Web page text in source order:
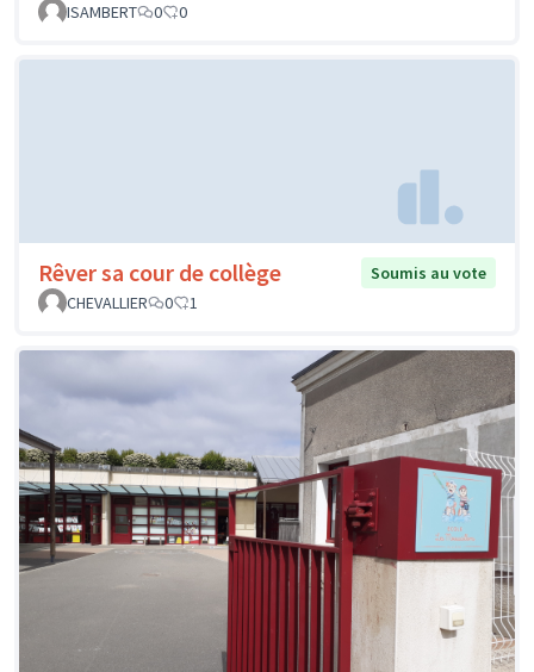
ISAMBERT
0 0
Rêver sa cour de collège
Soumis au vote
CHEVALLIER
0 1